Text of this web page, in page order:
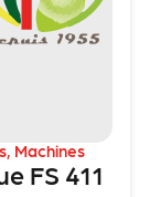
, Machines
FS 411